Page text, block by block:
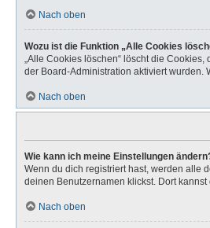
Nach oben
Wozu ist die Funktion „Alle Cookies
„Alle Cookies löschen“ löscht die
der Board-Administration aktiviert wurden.
Nach oben
Wie kann ich meine Einstellungen
Wenn du dich registriert hast, werden alle
deinen Benutzernamen klickst. Dort
Nach oben